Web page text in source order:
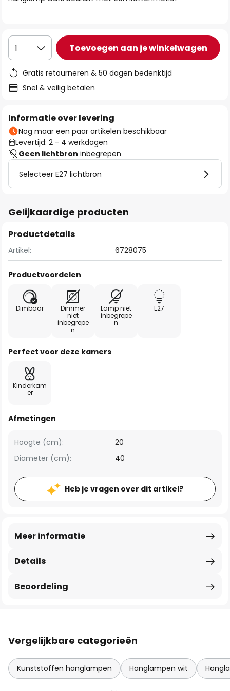
1 Toevoegen aan je winkelwagen
Gratis retourneren & 50 dagen bedenktijd
Snel & veilig betalen
Informatie over levering
Nog maar een paar artikelen beschikbaar
Levertijd: 2 - 4 werkdagen
Geen lichtbron inbegrepen
Selecteer E27 lichtbron
Gelijkaardige producten
Productdetails
Artikel: 6728075
Productvoordelen
Dimbaar
Dimmer
niet
inbegrepe
n
Lamp niet
inbegrepe
n
E27
Perfect voor deze kamers
Kinderkam
er
Afmetingen
Hoogte (cm):
20
Diameter (cm):
40
Heb je vragen over dit artikel?
Details
Meer informatie
Beoordeling
Vergelijkbare categorieën
Kunststoffen hanglampen Hanglampen wit